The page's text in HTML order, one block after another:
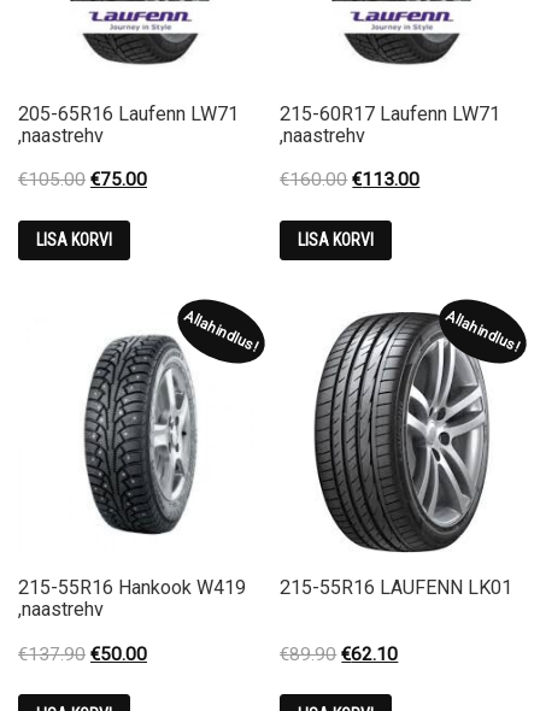
205-65R16 Laufenn LW71
,naastrehv
€105.00 Original
was:
€105.00.
€75.00Current
LISA KORVI
215-60R17 Laufenn LW71
,naastrehv
€160.00 Original
was:
€160.00.
€113.00Current
LISA KORVI
Allahindlus!
215-55R16 Hankook W419
,naastrehv
€137.90 Original
€50.00Current
Allahindlus!
215-55R16 LAUFENN LK01
€89.90 Original
€62.10Current